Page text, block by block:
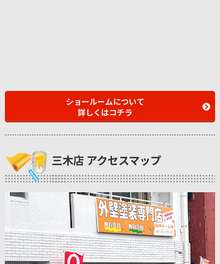
ショールームについて
詳しくはコチラ
三木店 アクセスマップ